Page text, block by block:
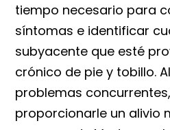
tiempo necesario para
síntomas e identificar
subyacente que esté
crónico de pie y tobillo.
problemas
proporcionarle un alivio